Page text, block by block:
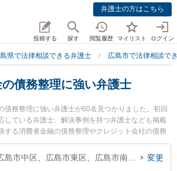
弁護士の方はこちら
投稿する 探す 閲覧履歴 マイリスト ログイン
県で法律相談できる弁護士 広島市で法律相談で
債務整理に強い弁護士
債務整理に強い弁護士が60名見つかりました。初回
している弁護士、解決事例を持つ弁護士なども掲載
する消費者金融の債務整理やクレジット会社の債務
等の細かな分野での絞り込み検索もでき便利です。
祐司弁護士や弁護士法人プロテクトスタンス 広島事
変更